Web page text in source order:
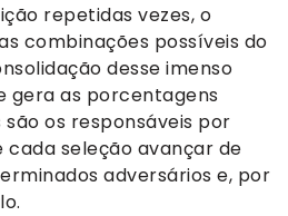
repetidas vezes, o
combinações possíveis do
desse imenso
gera as porcentagens
são os responsáveis por
seleção avançar de
adversários e, por